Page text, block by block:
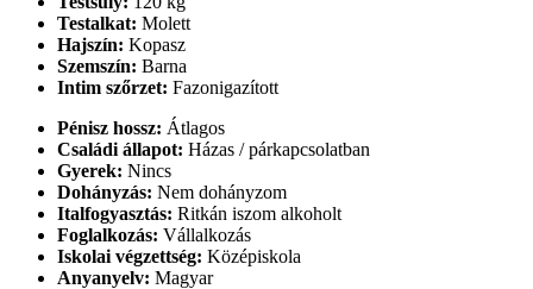
Testalkat: Molett
Hajszín: Kopasz
Szemszín: Barna
Intim szőrzet: Fazonigazított
Pénisz hossz: Átlagos
Családi állapot: Házas / párkapcsolatban
Gyerek: Nincs
Dohányzás: Nem dohányzom
Italfogyasztás: Ritkán iszom alkoholt
Foglalkozás: Vállalkozás
Iskolai végzettség: Középiskola
Anyanyelv: Magyar